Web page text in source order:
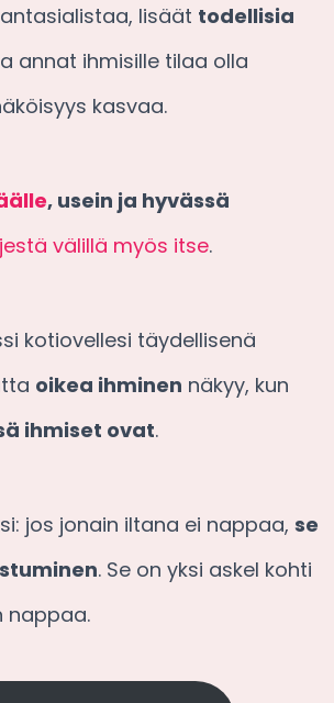
lisäät todellisia
annat ihmisille tilaa olla
kasvaa.
, usein ja hyvässä
välillä myös itse.
kotiovellesi täydellisenä
oikea ihminen näkyy, kun
ihmiset ovat.
jos jonain iltana ei nappaa, se
. Se on yksi askel kohti
nappaa.